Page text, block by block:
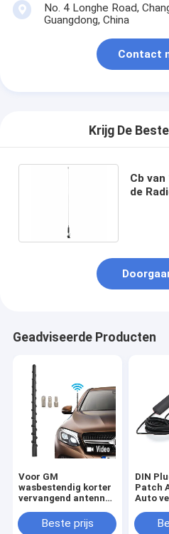
No. 4 Longhe Road,
Guangdong, China
Contact
Krijg De
Cb
de
Geadviseerde Producten
Voor GM
wasbestendig korter
vervangend antenne
flexibele rubberen
antenne met
Beste prijs
DIN
Patch
Auto
voor
Stereo